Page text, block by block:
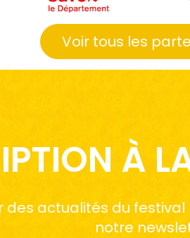
Voir tous les
À
des actualités du
notre